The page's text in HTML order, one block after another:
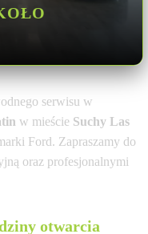
serwisu w
w mieście Suchy Las
Ford. Zapraszamy do
oraz profesjonalnymi
otwarcia